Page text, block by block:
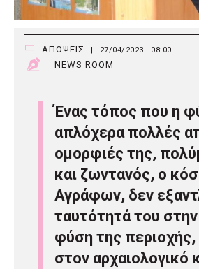
ΑΠΟΨΕΙΣ 27/04/2023 · 08:00
NEWS ROOM
Ένας τόπος που η
απλόχερα πολλές
ομορφιές της,
και ζωντανός, ο
Αγράφων, δεν
ταυτότητά του
φύση της περιοχής,
στον αρχαιολογικό